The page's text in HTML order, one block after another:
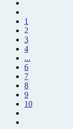
1
2
3
4
...
6
7
8
9
10